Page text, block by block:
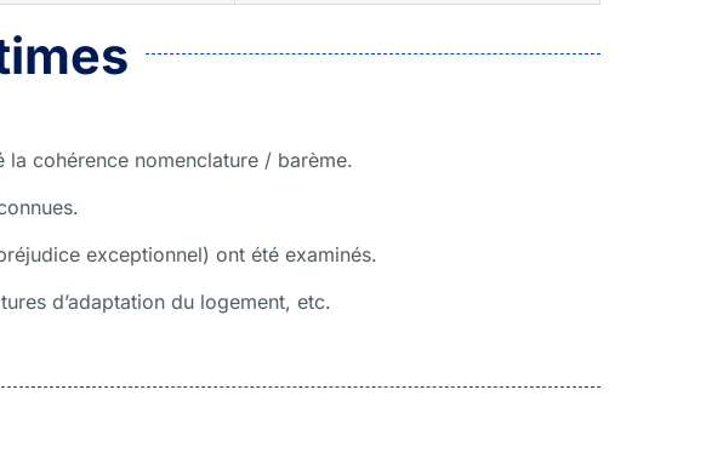
la cohérence nomenclature / barème.
exceptionnel) ont été examinés.
d’adaptation du logement, etc.